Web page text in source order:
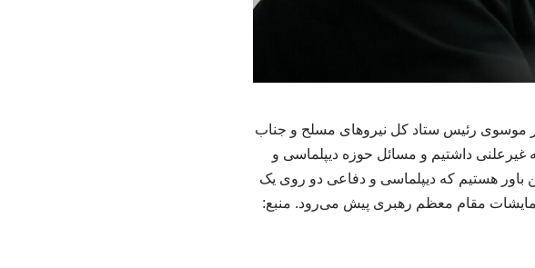
از راس ساعت ۸:۱۵ صبح با حضور امیر موسوی رئیس ستاد کل نیروهای مسلح و جناب
داشتیم و مسائل حوزه دیپلماسی و
باور هستیم که دیپلماسی و دفاعی دو روی یک
مقام معظم رهبری پیش می‌رود. منبع: